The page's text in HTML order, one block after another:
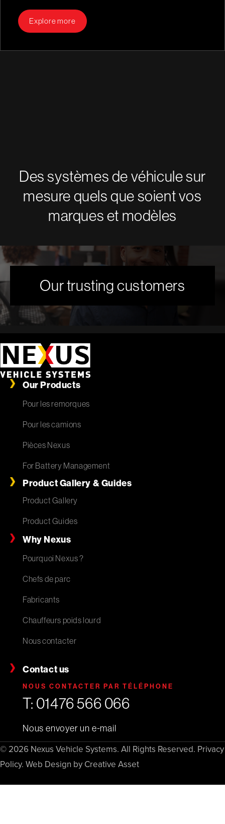
Explore more
Des systèmes de véhicule sur
mesure quels que soient vos
marques et modèles
Our trusting customers
Our Products
Pour les remorques
Pour les camions
Pièces Nexus
For Battery Management
Product Gallery & Guides
Product Gallery
Product Guides
Why Nexus
Pourquoi Nexus ?
Chefs de parc
Fabricants
Chauffeurs poids lourd
Nous contacter
Contact us
NOUS CONTACTER PAR TÉLÉPHONE
T: 01476 566 066
Nous envoyer un e-mail
© 2026 Nexus Vehicle Systems. All Rights Reserved. Privacy
Policy. Web Design by Creative Asset